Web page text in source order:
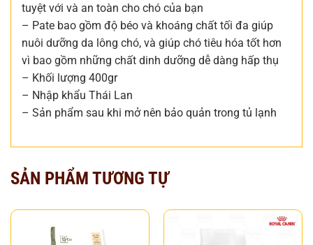
tuyệt với và an toàn cho chó của bạn
– Pate bao gồm độ béo và khoáng chất tối đa giúp
nuôi dưỡng da lông chó, và giúp chó tiêu hóa tốt hơn
vì bao gồm những chất dinh dưỡng dễ dàng hấp thụ
– Khối lượng 400gr
– Nhập khẩu Thái Lan
– Sản phẩm sau khi mở nên bảo quản trong tủ lạnh
SẢN PHẨM TƯƠNG TỰ